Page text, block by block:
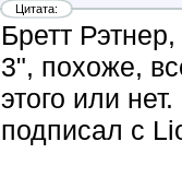
Цитата:
Бретт
3", похоже,
этого или
подписал с